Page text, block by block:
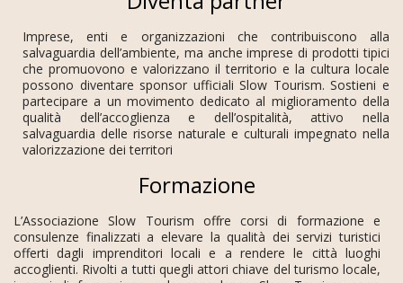
Imprese, enti e organizzazioni che contribuiscono alla
salvaguardia dell’ambiente, ma anche imprese di prodotti tipici
che promuovono e valorizzano il territorio e la cultura locale
possono diventare sponsor ufficiali Slow Tourism. Sostieni e
partecipare a un movimento dedicato al miglioramento della
qualità dell’accoglienza e dell’ospitalità, attivo nella
salvaguardia delle risorse naturale e culturali impegnato nella
valorizzazione dei territori
Formazione
L’Associazione Slow Tourism offre corsi di formazione e
consulenze finalizzati a elevare la qualità dei servizi turistici
offerti dagli imprenditori locali e a rendere le città luoghi
accoglienti. Rivolti a tutti quegli attori chiave del turismo locale,